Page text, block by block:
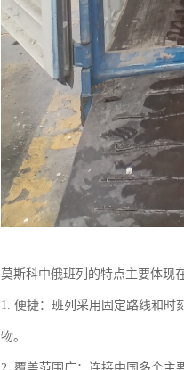
莫斯科中俄班列的特点主要体现
1. 便捷：班列采用固定路线和时
物。